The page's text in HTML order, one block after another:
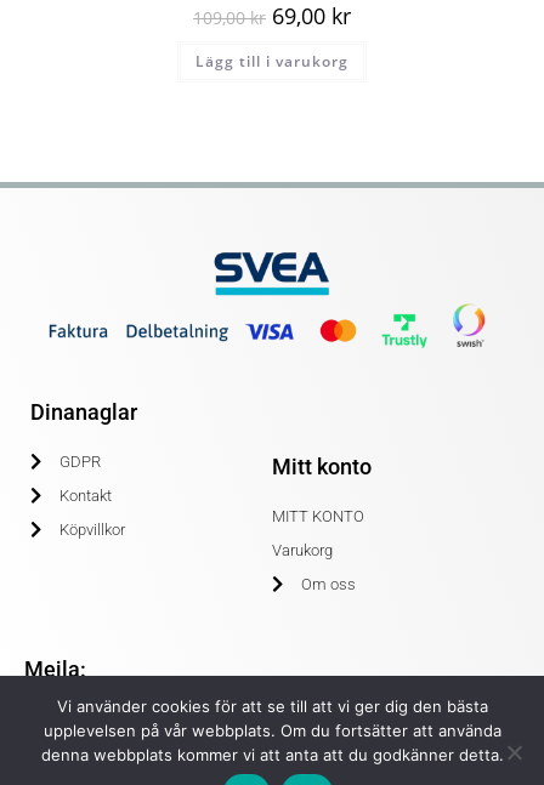
109,00kr 69,00 kr
Lägg till i varukorg
Dinanaglar
GDPR
Kontakt
Köpvillkor
Mitt konto
MITT KONTO
Varukorg
Om oss
Mejla:
info@dinanaglar.se
Vi använder cookies för att se till att vi ger dig den bästa
upplevelsen på vår webbplats. Om du fortsätter att använda
denna webbplats kommer vi att anta att du godkänner detta.